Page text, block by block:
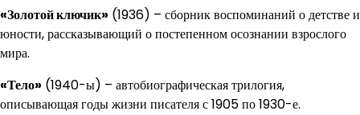
«Золотой ключик» (1936) – сборник воспоминаний о детстве и
юности, рассказывающий о постепенном осознании взрослого
мира.
«Тело» (1940-ы) – автобиографическая трилогия,
описывающая годы жизни писателя с 1905 по 1930-е.